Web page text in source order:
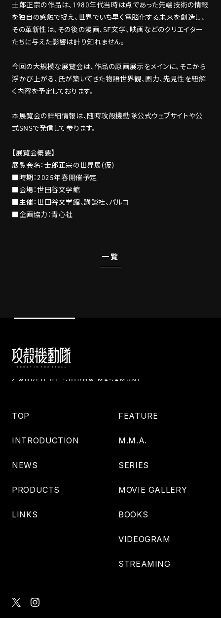
士郎正宗の作品は、1980年代当時は点であった先端技術の情報
を独自の感触で捉え、世界でいち早く電脳化する未来を創造し、
その革新性は、その後の漫画、SF文学、映画などのクリエイター
たちに与えた影響は計り知れません。
今回の大規模な展覧会は、作品の原画展示をメインに、そこから
浮かび上がる、氏が築いてきた物語世界観、画力、先見性を紐解
く内容を予定しております。
本展覧会の詳細情報は、随時攻殻機動隊公式ウェブサイトや公
式SNSで発信して参ります。
【展覧会概要】
展覧会名：士郎正宗の世界展(仮)
■時期：2025年春開催予定
■会場：世田谷文学館
■主催：世田谷文学館、講談社、パルコ
■企画協力：青心社
一覧
TOP
INTRODUCTION
NEWS
PRODUCTS
LINKS
FEATURE
M.M.A.
SERIES
MOVIE GALLERY
BOOKS
VIDEOGRAM
STREAMING